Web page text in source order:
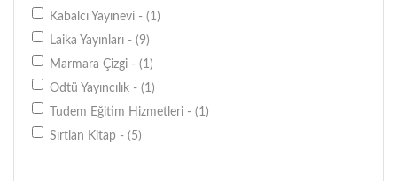
Kabalcı Yayınevi - (1)
Laika Yayınları - (9)
Marmara Çizgi - (1)
Odtü Yayıncılık - (1)
Tudem Eğitim Hizmetleri - (1)
Sırtlan Kitap - (5)